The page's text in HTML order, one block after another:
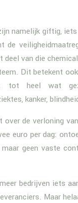
namelijk giftig,
de
deel van die
Dit betekent
heel wat
kanker,
over de verloning
euro per dag:
maar geen vaste
bedrijven iets
Maar